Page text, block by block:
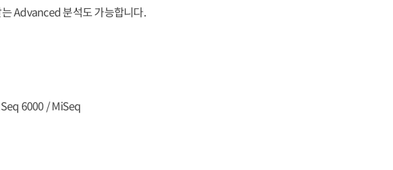
Advanced 분석도 가능합니다.
6000 / MiSeq